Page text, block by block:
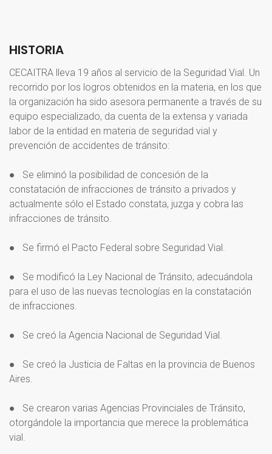
HISTORIA
CECAITRA lleva 19 años al servicio de la Seguridad Vial. Un
recorrido por los logros obtenidos en la materia, en los que
la organización ha sido asesora permanente a través de su
equipo especializado, da cuenta de la extensa y variada
labor de la entidad en materia de seguridad vial y
prevención de accidentes de tránsito:
● Se eliminó la posibilidad de concesión de la
constatación de infracciones de tránsito a privados y
actualmente sólo el Estado constata, juzga y cobra las
infracciones de tránsito.
● Se firmó el Pacto Federal sobre Seguridad Vial.
● Se modificó la Ley Nacional de Tránsito, adecuándola
para el uso de las nuevas tecnologías en la constatación
de infracciones.
● Se creó la Agencia Nacional de Seguridad Vial.
● Se creó la Justicia de Faltas en la provincia de Buenos
Aires.
● Se crearon varias Agencias Provinciales de Tránsito,
otorgándole la importancia que merece la problemática
vial.